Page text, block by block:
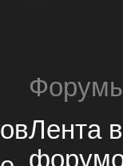
Лента